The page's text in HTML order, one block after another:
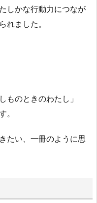
しかな行動力につなが
れました。
ものときのわたし」
。
たい、一冊のように思